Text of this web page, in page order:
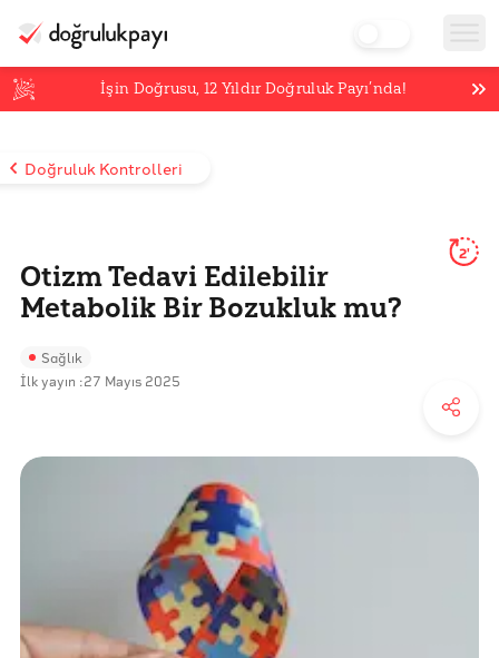
İşin Doğrusu,12 Yıldır Doğruluk Payı’nda!
Doğruluk Kontrolleri
Otizm Tedavi Edilebilir
Metabolik Bir Bozukluk mu?
2'
Sağlık
İlk yayın :27 Mayıs 2025